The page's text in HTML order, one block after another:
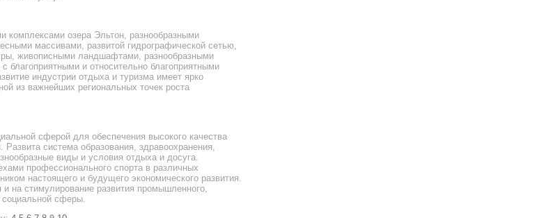
комплексами озера Эльтон, разнообразными
массивами, развитой гидрографической сетью,
живописными ландшафтами, разнообразными
и относительно благоприятными
индустрии отдыха и туризма имеет ярко
из важнейших региональных точек роста
сферой для обеспечения высокого качества
система образования, здравоохранения,
виды и условия отдыха и досуга.
профессионального спорта в различных
настоящего и будущего экономического развития.
на стимулирование развития промышленного,
социальной сферы.